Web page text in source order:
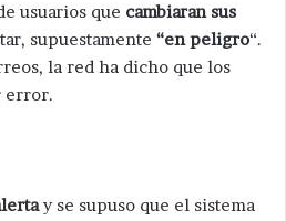
usuarios que cambiaran sus
supuestamente “en peligro“.
la red ha dicho que los
error.
y se supuso que el sistema